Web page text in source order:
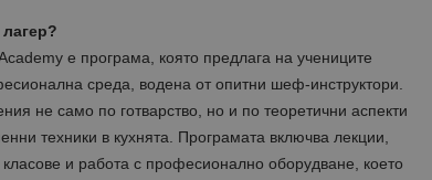
е програма, която предлага на учениците
среда, водена от опитни шеф-инструктори.
не само по готварство, но и по теоретични аспекти
техники в кухнята. Програмата включва лекции,
и работа с професионално оборудване, което